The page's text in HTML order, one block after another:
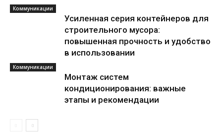
Коммуникации
Усиленная серия контейнеров для
строительного мусора:
повышенная прочность и удобство
в использовании
Коммуникации
Монтаж систем
кондиционирования: важные
этапы и рекомендации